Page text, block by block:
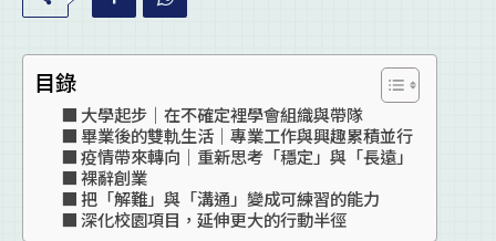
目錄
大學起步｜在不確定裡學會組織與帶隊
畢業後的雙軌生活｜專業工作與興趣累積並行
疫情帶來轉向｜重新思考「穩定」與「長遠」
裸辭創業
把「解難」與「溝通」變成可練習的能力
深化校園項目，延伸更大的行動半徑